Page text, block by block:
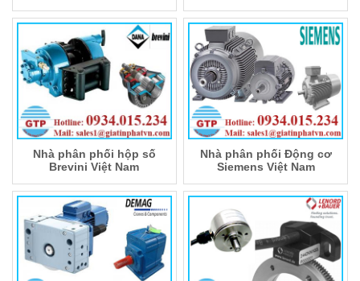
Nhà phân phối hộp số
Brevini Việt Nam
Nhà phân phối Động cơ
Siemens Việt Nam